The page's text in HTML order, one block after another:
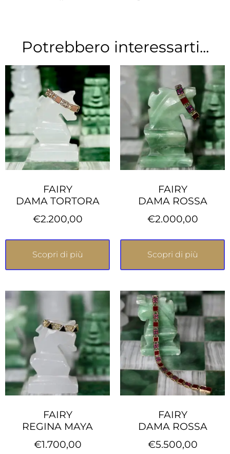
Potrebbero interessarti...
FAIRY
DAMA TORTORA
€2.200,00
Scopri di più
FAIRY
DAMA ROSSA
€2.000,00
Scopri di più
FAIRY
REGINA MAYA
€1.700,00
FAIRY
DAMA ROSSA
€5.500,00